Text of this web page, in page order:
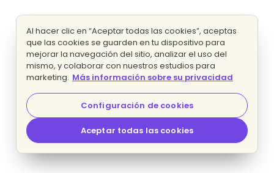
Al hacer clic en “Aceptar todas las cookies”, aceptas
que las cookies se guarden en tu dispositivo para
mejorar la navegación del sitio, analizar el uso del
mismo, y colaborar con nuestros estudios para
marketing. Más información sobre su privacidad
Configuración de cookies
Aceptar todas las cookies